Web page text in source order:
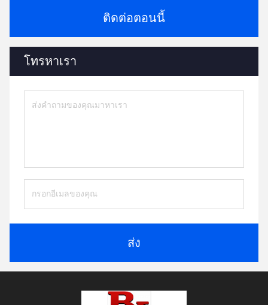
ติดต่อตอนนี้
โทรหาเรา
ส่ง